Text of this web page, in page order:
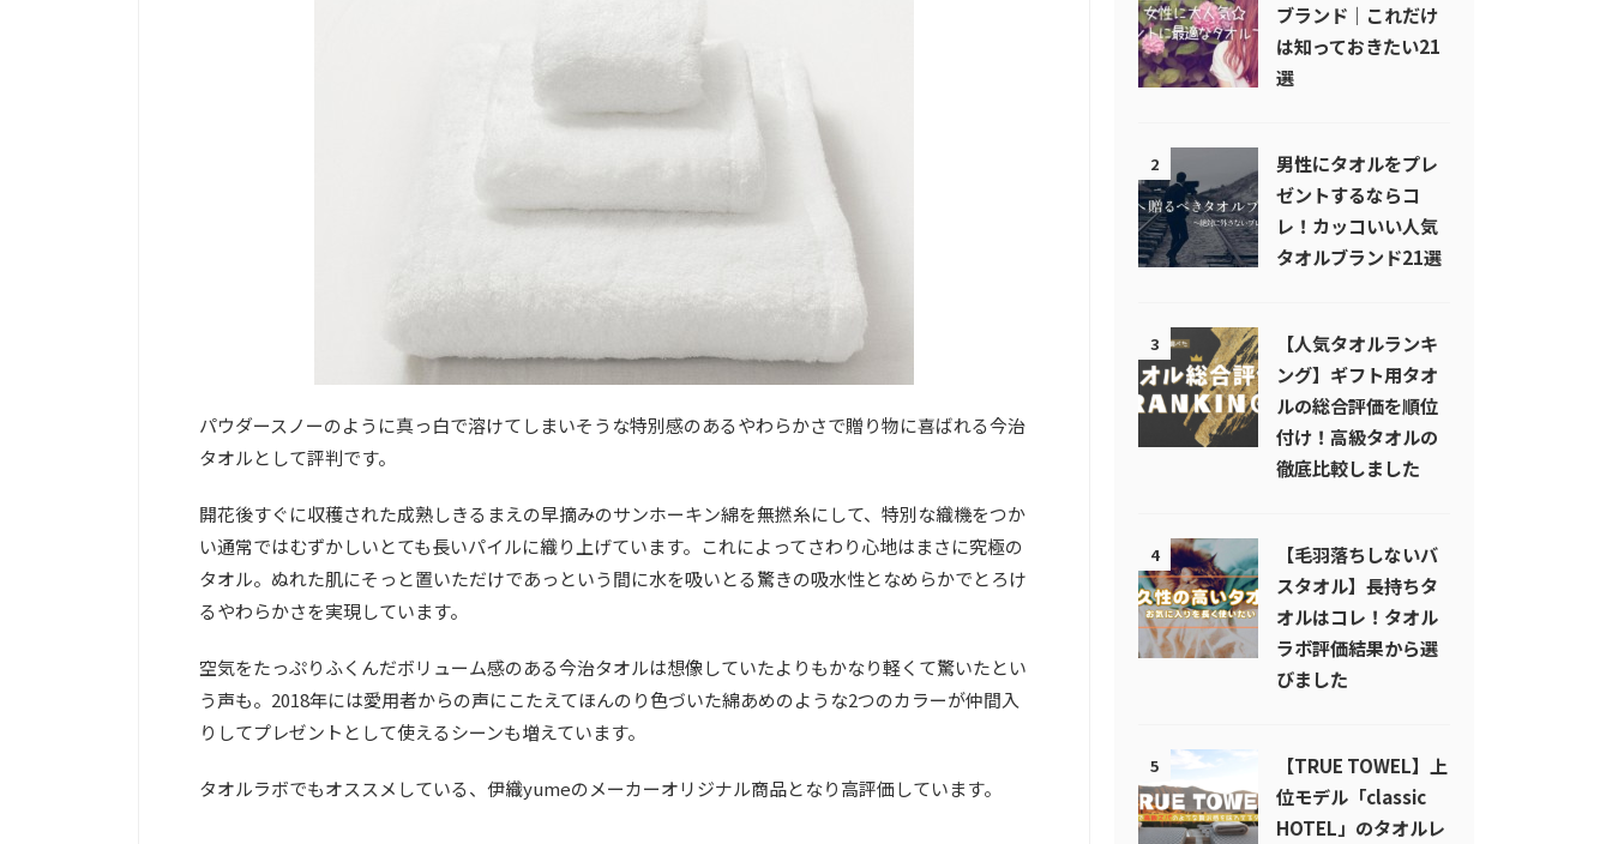
パウダースノーのように真っ白で溶けてしまいそうな特別感のあるやわらかさで贈り物に喜ばれる今治
タオルとして評判です。
開花後すぐに収穫された成熟しきるまえの早摘みのサンホーキン綿を無撚糸にして、特別な織機をつか
い通常ではむずかしいとても長いパイルに織り上げています。これによってさわり心地はまさに究極の
タオル。ぬれた肌にそっと置いただけであっという間に水を吸いとる驚きの吸水性となめらかでとろけ
るやわらかさを実現しています。
空気をたっぷりふくんだボリューム感のある今治タオルは想像していたよりもかなり軽くて驚いたとい
う声も。2018年には愛用者からの声にこたえてほんのり色づいた綿あめのような2つのカラーが仲間入
りしてプレゼントとして使えるシーンも増えています。
タオルラボでもオススメしている、伊織yumeのメーカーオリジナル商品となり高評価しています。
ブランド｜これだけ
は知っておきたい21
選
2
男性にタオルをプレ
ゼントするならコ
レ！カッコいい人気
タオルブランド21選
3
【人気タオルランキ
ング】ギフト用タオ
ルの総合評価を順位
付け！高級タオルの
徹底比較しました
4
【毛羽落ちしないバ
スタオル】長持ちタ
オルはコレ！タオル
ラボ評価結果から選
びました
5
【TRUE TOWEL】上
位モデル「classic
HOTEL」のタオルレ